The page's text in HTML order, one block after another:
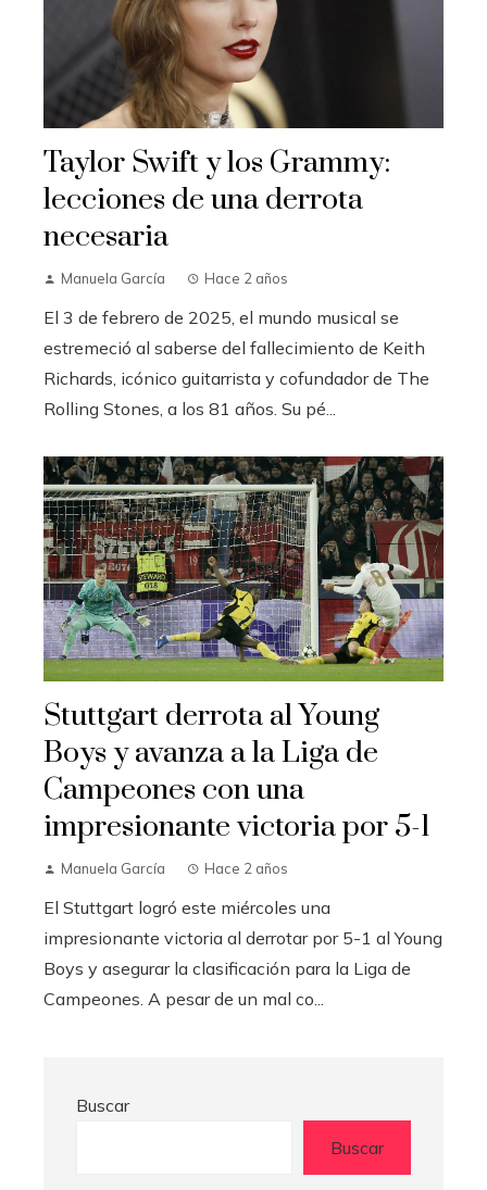
Taylor Swift y los Grammy:
lecciones de una derrota
necesaria
Manuela García Hace 2 años
El 3 de febrero de 2025, el mundo musical se
estremeció al saberse del fallecimiento de Keith
Richards, icónico guitarrista y cofundador de The
Rolling Stones, a los 81 años. Su pé...
Stuttgart derrota al Young
Boys y avanza a la Liga de
Campeones con una
impresionante victoria por 5-1
Manuela García Hace 2 años
El Stuttgart logró este miércoles una
impresionante victoria al derrotar por 5-1 al Young
Boys y asegurar la clasificación para la Liga de
Campeones. A pesar de un mal co...
Buscar
Buscar